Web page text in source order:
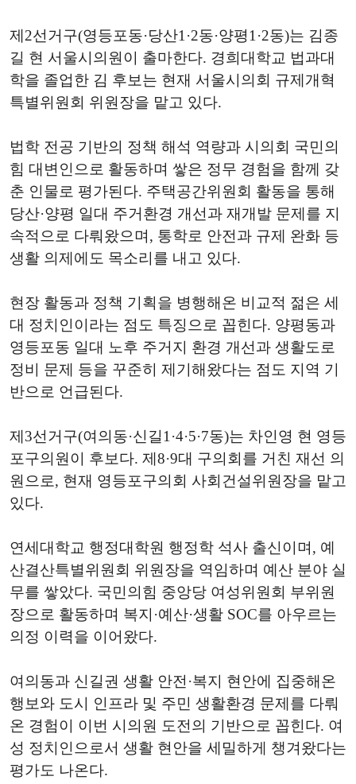
제2선거구(영등포동·당산1·2동·양평1·2동)는 김종
길 현 서울시의원이 출마한다. 경희대학교 법과대
학을 졸업한 김 후보는 현재 서울시의회 규제개혁
특별위원회 위원장을 맡고 있다.
법학 전공 기반의 정책 해석 역량과 시의회 국민의
힘 대변인으로 활동하며 쌓은 정무 경험을 함께 갖
춘 인물로 평가된다. 주택공간위원회 활동을 통해
당산·양평 일대 주거환경 개선과 재개발 문제를 지
속적으로 다뤄왔으며, 통학로 안전과 규제 완화 등
생활 의제에도 목소리를 내고 있다.
현장 활동과 정책 기획을 병행해온 비교적 젊은 세
대 정치인이라는 점도 특징으로 꼽힌다. 양평동과
영등포동 일대 노후 주거지 환경 개선과 생활도로
정비 문제 등을 꾸준히 제기해왔다는 점도 지역 기
반으로 언급된다.
제3선거구(여의동·신길1·4·5·7동)는 차인영 현 영등
포구의원이 후보다. 제8·9대 구의회를 거친 재선 의
원으로, 현재 영등포구의회 사회건설위원장을 맡고
있다.
연세대학교 행정대학원 행정학 석사 출신이며, 예
산결산특별위원회 위원장을 역임하며 예산 분야 실
무를 쌓았다. 국민의힘 중앙당 여성위원회 부위원
장으로 활동하며 복지·예산·생활 SOC를 아우르는
의정 이력을 이어왔다.
여의동과 신길권 생활 안전·복지 현안에 집중해온
행보와 도시 인프라 및 주민 생활환경 문제를 다뤄
온 경험이 이번 시의원 도전의 기반으로 꼽힌다. 여
성 정치인으로서 생활 현안을 세밀하게 챙겨왔다는
평가도 나온다.